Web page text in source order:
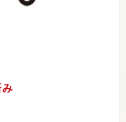
も当店では専門の
安心ください。
地域）